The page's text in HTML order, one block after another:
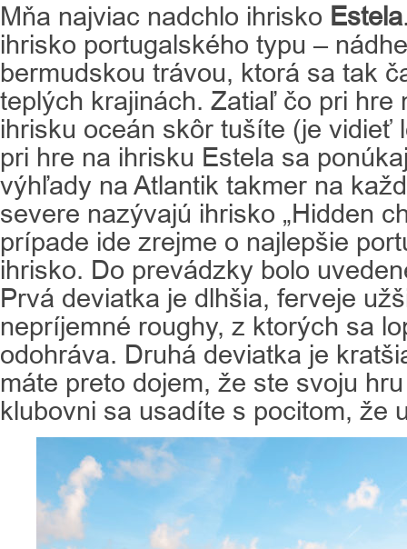
Mňa najviac nadchlo ihrisko Estela
ihrisko portugalského typu –
bermudskou trávou, ktorá sa tak
teplých krajinách. Zatiaľ čo pri hre
ihrisku oceán skôr tušíte (je vidieť
pri hre na ihrisku Estela sa
výhľady na Atlantik takmer na
severe nazývajú ihrisko „Hidden
prípade ide zrejme o najlepšie
ihrisko. Do prevádzky bolo
Prvá deviatka je dlhšia, ferveje
nepríjemné roughy, z ktorých sa
odohráva. Druhá deviatka je
máte preto dojem, že ste svoju
klubovni sa usadíte s pocitom, že